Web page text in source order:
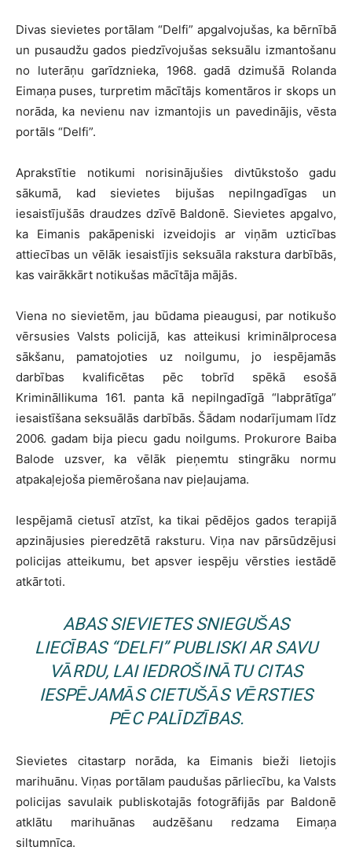
Divas sievietes portālam “Delfi” apgalvojušas, ka bērnībā
un pusaudžu gados piedzīvojušas seksuālu izmantošanu
no luterāņu garīdznieka, 1968. gadā dzimušā Rolanda
Eimaņa puses, turpretim mācītājs komentāros ir skops un
norāda, ka nevienu nav izmantojis un pavedinājis, vēsta
portāls “Delfi”.
Aprakstītie notikumi norisinājušies divtūkstošo gadu
sākumā, kad sievietes bijušas nepilngadīgas un
iesaistījušās draudzes dzīvē Baldonē. Sievietes apgalvo,
ka Eimanis pakāpeniski izveidojis ar viņām uzticības
attiecības un vēlāk iesaistījis seksuāla rakstura darbībās,
kas vairākkārt notikušas mācītāja mājās.
Viena no sievietēm, jau būdama pieaugusi, par notikušo
vērsusies Valsts policijā, kas atteikusi kriminālprocesa
sākšanu, pamatojoties uz noilgumu, jo iespējamās
darbības kvalificētas pēc tobrīd spēkā esošā
Krimināllikuma 161. panta kā nepilngadīgā “labprātīga”
iesaistīšana seksuālās darbībās. Šādam nodarījumam līdz
2006. gadam bija piecu gadu noilgums. Prokurore Baiba
Balode uzsver, ka vēlāk pieņemtu stingrāku normu
atpakaļejoša piemērošana nav pieļaujama.
Iespējamā cietusī atzīst, ka tikai pēdējos gados terapijā
apzinājusies pieredzētā raksturu. Viņa nav pārsūdzējusi
policijas atteikumu, bet apsver iespēju vērsties iestādē
atkārtoti.
ABAS SIEVIETES SNIEGUŠAS
LIECĪBAS “DELFI” PUBLISKI AR SAVU
VĀRDU, LAI IEDROŠINĀTU CITAS
IESPĒJAMĀS CIETUŠĀS VĒRSTIES
PĒC PALĪDZĪBAS.
Sievietes citastarp norāda, ka Eimanis bieži lietojis
marihuānu. Viņas portālam paudušas pārliecību, ka Valsts
policijas savulaik publiskotajās fotogrāfijās par Baldonē
atklātu marihuānas audzēšanu redzama Eimaņa
siltumnīca.